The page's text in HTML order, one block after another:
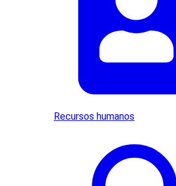
Recursos humanos